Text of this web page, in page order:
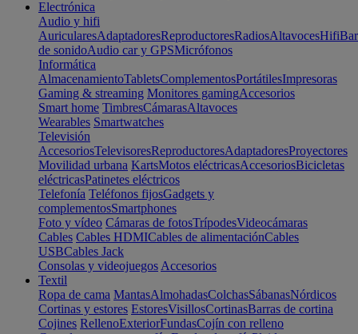
Electrónica
Audio y hifi
AuricularesAdaptadoresReproductoresRadiosAltavocesHifi
de sonidoAudio car y GPSMicrófonos
Informática
AlmacenamientoTabletsComplementosPortátilesImpresoras
Gaming & streaming Monitores gamingAccesorios
Smart home TimbresCámarasAltavoces
Wearables Smartwatches
Televisión
AccesoriosTelevisoresReproductoresAdaptadoresProyectores
Movilidad urbana KartsMotos eléctricasAccesoriosBicicletas
eléctricasPatinetes eléctricos
Telefonía Teléfonos fijosGadgets y
complementosSmartphones
Foto y vídeo Cámaras de fotosTrípodesVideocámaras
Cables Cables HDMICables de alimentaciónCables
USBCables Jack
Consolas y videojuegos Accesorios
Textil
Ropa de cama MantasAlmohadasColchasSábanasNórdicos
Cortinas y estores EstoresVisillosCortinasBarras de cortina
Cojines RellenoExteriorFundasCojín con relleno